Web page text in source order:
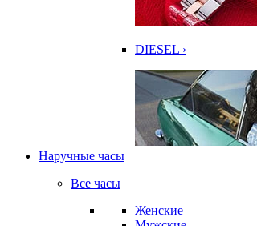
DIESEL ›
Наручные часы
Все часы
Женские